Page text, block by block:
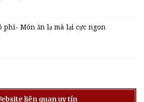
phi- Món ăn lạ mà lại cực ngon
liên quan uy tín